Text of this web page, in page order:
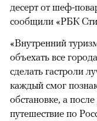
десерт от шеф-
сообщили «РБК
«Внутренний
объехать все
сделать гастроли
каждый смог
обстановке, а
путешествие по